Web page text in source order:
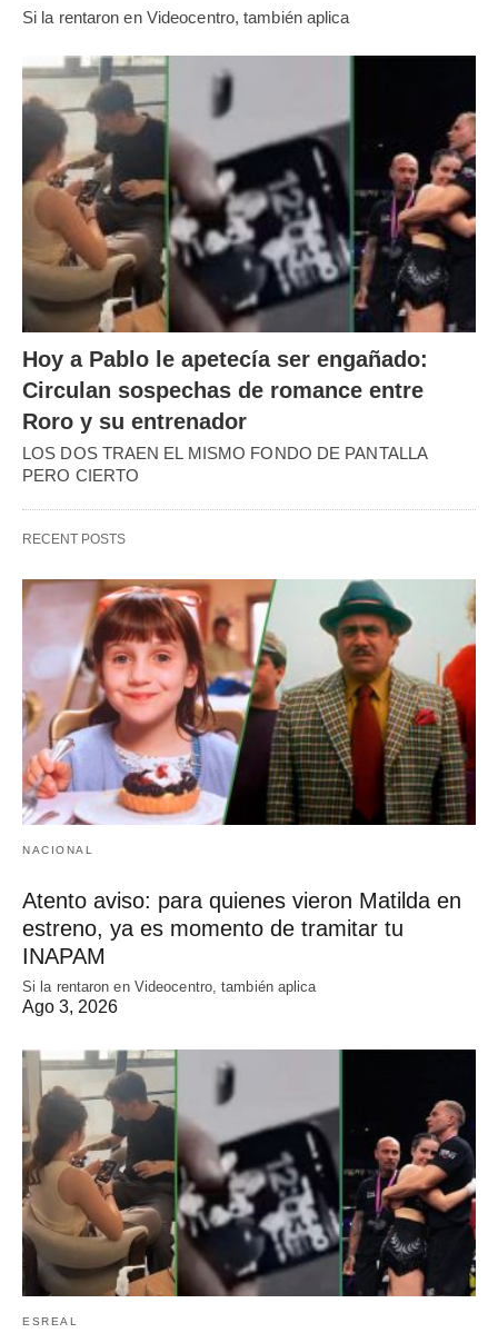
Si la rentaron en Videocentro, también aplica
Hoy a Pablo le apetecía ser engañado:
Circulan sospechas de romance entre
Roro y su entrenador
LOS DOS TRAEN EL MISMO FONDO DE PANTALLA
PERO CIERTO
RECENT POSTS
NACIONAL
Atento aviso: para quienes vieron Matilda en
estreno, ya es momento de tramitar tu
INAPAM
Si la rentaron en Videocentro, también aplica
Ago 3, 2026
ESREAL